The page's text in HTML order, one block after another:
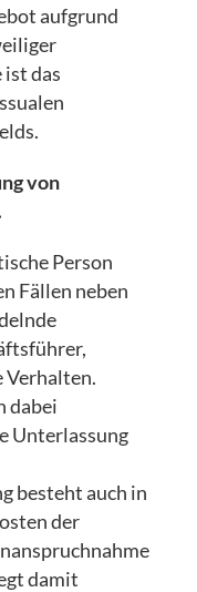
aufgrund
das
von
Person
Fällen neben
Verhalten.
dabei
Unterlassung
besteht auch in
der
damit